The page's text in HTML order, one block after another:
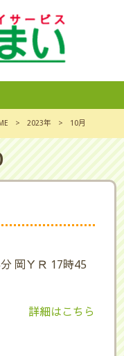
> 2023年 > 10月
岡ＹＲ 17時45
詳細はこちら